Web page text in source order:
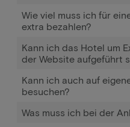
Wie viel muss ich für
extra bezahlen?
Kann ich das Hotel um
der Website aufgeführt
Kann ich auch auf
besuchen?
Was muss ich bei der